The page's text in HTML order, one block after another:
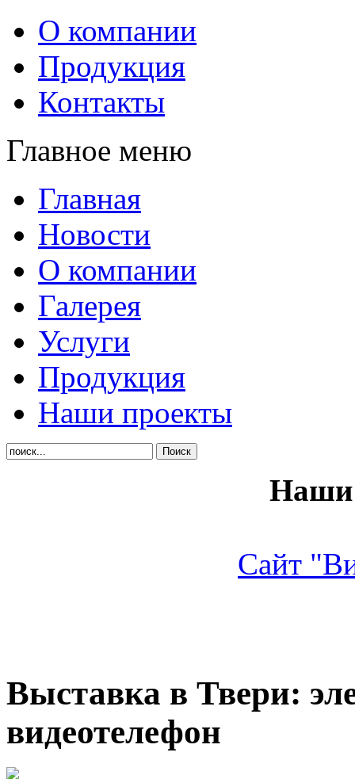
О компании
Продукция
Контакты
Главное меню
Главная
Новости
О компании
Галерея
Услуги
Продукция
Наши проекты
Наши
Сайт
Выставка в Твери:
видеотелефон